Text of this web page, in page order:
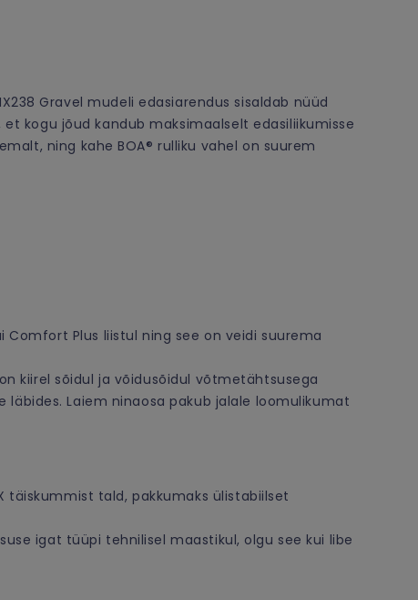
Gravel mudeli edasiarendus sisaldab nüüd
kogu jõud kandub maksimaalselt edasiliikumisse
ning kahe BOA® rulliku vahel on suurem
Plus liistul ning see on veidi suurema
kiirel sõidul ja võidusõidul võtmetähtsusega
Laiem ninaosa pakub jalale loomulikumat
täiskummist tald, pakkumaks ülistabiilset
igat tüüpi tehnilisel maastikul, olgu see kui libe